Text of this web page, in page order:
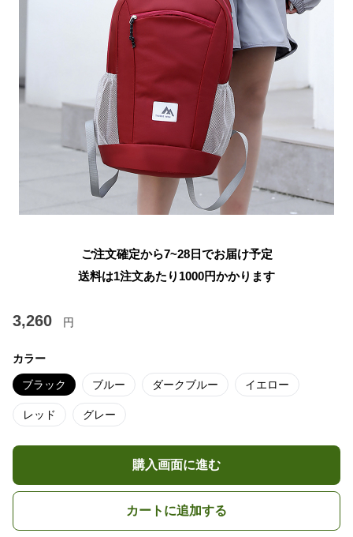
ご注文確定から7~28日でお届け予定
送料は1注文あたり 1000円かかります
3,260 円
カラー
ブラック ブルー ダークブルー イエロー
レッド グレー
購入画面に進む
カートに追加する